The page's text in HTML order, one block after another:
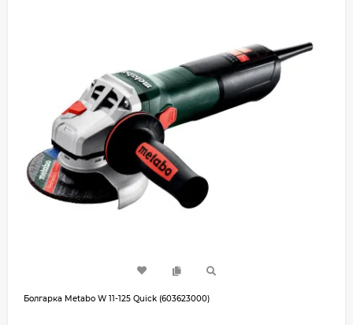
Болгарка Metabo W 11-125 Quick (603623000)